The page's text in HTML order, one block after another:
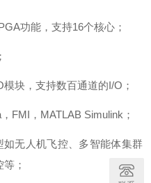
功能， 支持16个核心 ；
模块，支持数百通道的I/O；
FMI，MATLAB Simulink；
如无人机飞控、多智能体集群
等 ；